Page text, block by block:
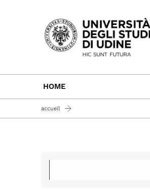
Passa al contenuto
HOME
accueil